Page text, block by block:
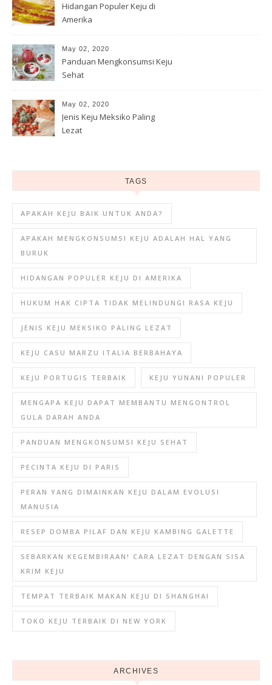
Hidangan Populer Keju di
Amerika
May 02, 2020
Panduan Mengkonsumsi Keju
Sehat
May 02, 2020
Jenis Keju Meksiko Paling
Lezat
TAGS
APAKAH KEJU BAIK UNTUK ANDA?
APAKAH MENGKONSUMSI KEJU ADALAH HAL YANG
BURUK
HIDANGAN POPULER KEJU DI AMERIKA
HUKUM HAK CIPTA TIDAK MELINDUNGI RASA KEJU
JENIS KEJU MEKSIKO PALING LEZAT
KEJU CASU MARZU ITALIA BERBAHAYA
KEJU PORTUGIS TERBAIK KEJU YUNANI POPULER
MENGAPA KEJU DAPAT MEMBANTU MENGONTROL
GULA DARAH ANDA
PANDUAN MENGKONSUMSI KEJU SEHAT
PECINTA KEJU DI PARIS
PERAN YANG DIMAINKAN KEJU DALAM EVOLUSI
MANUSIA
RESEP DOMBA PILAF DAN KEJU KAMBING GALETTE
SEBARKAN KEGEMBIRAAN! CARA LEZAT DENGAN SISA
KRIM KEJU
TEMPAT TERBAIK MAKAN KEJU DI SHANGHAI
TOKO KEJU TERBAIK DI NEW YORK
ARCHIVES